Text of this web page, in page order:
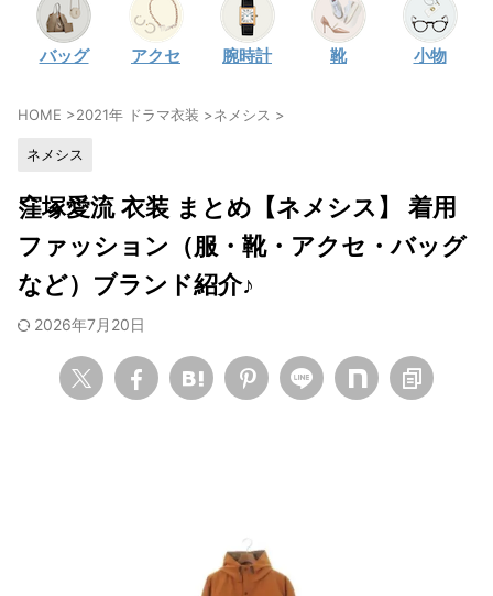
・ 石原さとみ
・広瀬アリス
永野芽郁
・波瑠
・奈緒
・ 高畑充希
・
さとうほなみ
・
前田敦子
水川あさみ
田中みな実
バッグ アクセ 腕時計 靴 小物
HOME >2021年 ドラマ衣装 >ネメシス >
ネメシス
窪塚愛流 衣装 まとめ【ネメシス】 着用
ファッション（服・靴・アクセ・バッグ
など）ブランド紹介♪
2026年7月20日